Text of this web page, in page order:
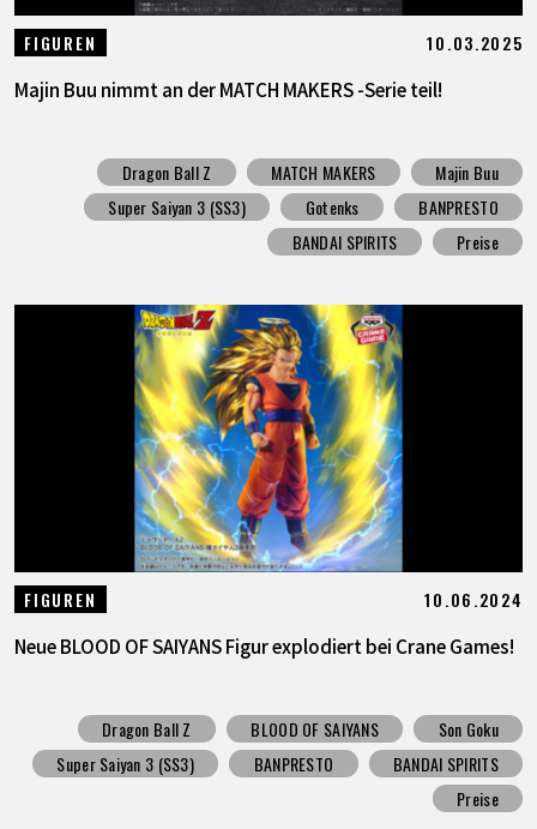
FIGUREN 10.03.2025
Majin Buu nimmt an der MATCH MAKERS -Serie teil!
Dragon Ball Z MATCH MAKERS
Majin Buu
Super Saiyan 3 (SS3)
Gotenks
BANPRESTO
BANDAI SPIRITS
Preise
FIGUREN 10.06.2024
Neue BLOOD OF SAIYANS Figur explodiert bei Crane Games!
Dragon Ball Z BLOOD OF SAIYANS
Son Goku
Super Saiyan 3 (SS3)
BANPRESTO
BANDAI SPIRITS
Preise